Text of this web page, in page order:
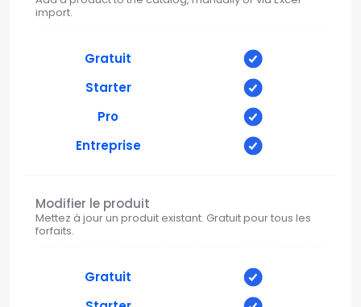
import.
Gratuit
Starter
Pro
Entreprise
Modifier le produit
Mettez à jour un produit existant. Gratuit pour tous les
forfaits.
Gratuit